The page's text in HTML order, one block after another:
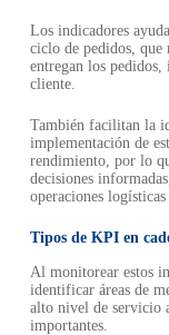
Los indicadores
ciclo de pedidos, que
entregan los
cliente.
También facilitan la
implementación de
rendimiento, por lo
decisiones
operaciones
Tipos de KPI en
Al monitorear estos
identificar áreas de
alto nivel de servicio
importantes.